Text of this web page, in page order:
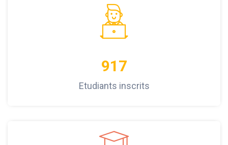
917
Etudiants inscrits